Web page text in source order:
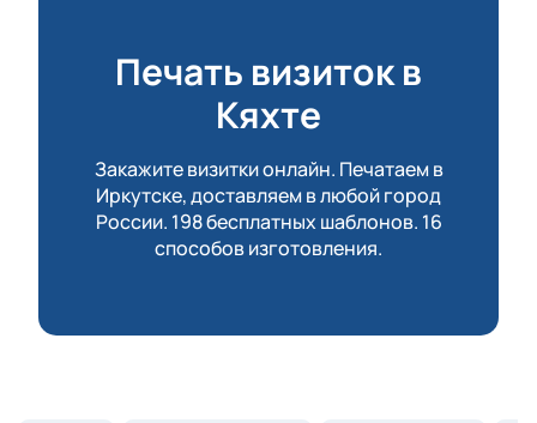
Печать визиток в
Кяхте
Закажите визитки онлайн. Печатаем в
Иркутске, доставляем в любой город
России. 198 бесплатных шаблонов. 16
способов изготовления.